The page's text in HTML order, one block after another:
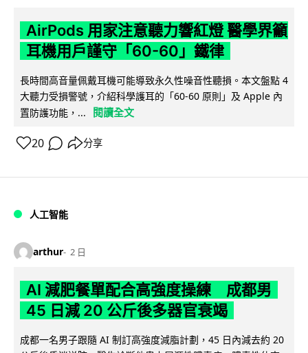
AirPods 用家注意聽力響紅燈 醫學界籲
耳機用戶謹守「60-60」鐵律
長時間高音量佩戴耳機可能導致永久性噪音性聽損。本文盤點 4
大聽力受損警號，介紹科學護耳的「60-60 原則」及 Apple 內
置防護功能，...
閱讀全文
20 分享
人工智能
arthur 2 日
AI 減肥餐單配合高強度操練 成都男
45 日減 20 公斤後多器官衰竭
成都一名男子跟隨 AI 制訂高強度減脂計劃，45 日內減去約 20